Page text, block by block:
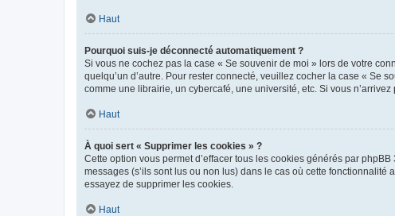
Haut
Pourquoi suis-je déconnecté automatiquement ?
Si vous ne cochez pas la case « Se souvenir de moi » lors de votre
quelqu’un d’autre. Pour rester connecté, veuillez cocher la case « Se
comme une librairie, un cybercafé, une université, etc. Si vous
Haut
À quoi sert « Supprimer les cookies » ?
Cette option vous permet d’effacer tous les cookies générés par
messages (s’ils sont lus ou non lus) dans le cas où cette
essayez de supprimer les cookies.
Haut